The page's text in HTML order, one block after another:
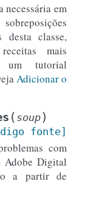
necessária em
desta classe,
mais
um tutorial
Adicionar o
( soup)
fonte]
com
Adobe Digital
a partir de